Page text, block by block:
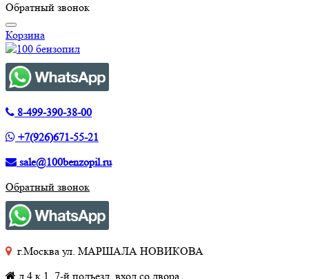
Обратный звонок
Корзина
8-499-390-38-00
+7(926)671-55-21
sale@100benzopil.ru
Обратный звонок
г.Москва ул. МАРШАЛА НОВИКОВА
д.4 к.1 7-й подъезд, вход со двора.